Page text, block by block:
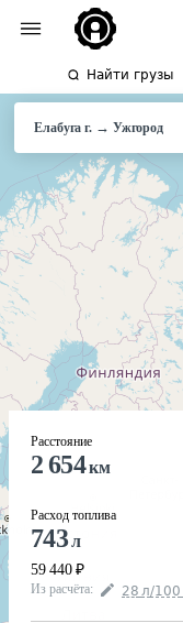
Найти грузы
Елабуга г. → Ужгород
Расстояние
2 654км
Расход топлива
743л
59 440 ₽
Из расчёта: 28 л/100